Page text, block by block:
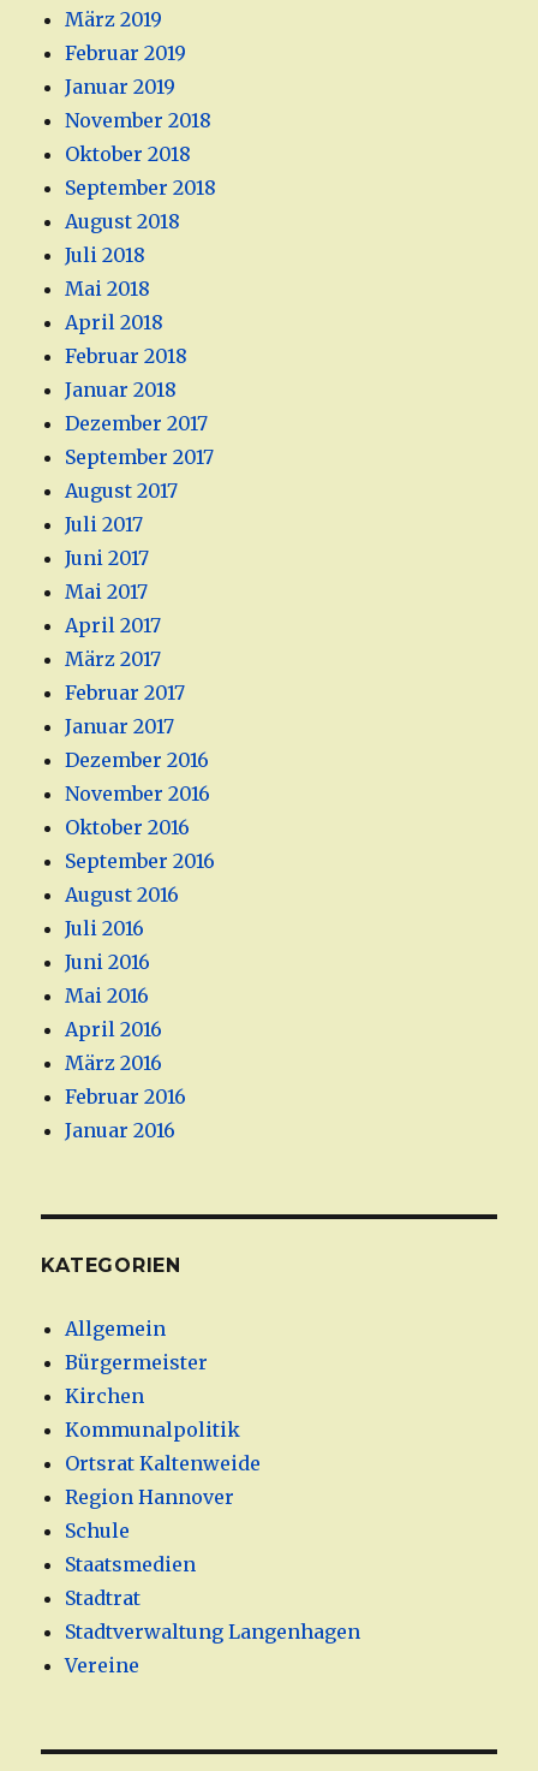
März 2019
Februar 2019
Januar 2019
November 2018
Oktober 2018
September 2018
August 2018
Juli 2018
Mai 2018
April 2018
Februar 2018
Januar 2018
Dezember 2017
September 2017
August 2017
Juli 2017
Juni 2017
Mai 2017
April 2017
März 2017
Februar 2017
Januar 2017
Dezember 2016
November 2016
Oktober 2016
September 2016
August 2016
Juli 2016
Juni 2016
Mai 2016
April 2016
März 2016
Februar 2016
Januar 2016
KATEGORIEN
Allgemein
Bürgermeister
Kirchen
Kommunalpolitik
Ortsrat Kaltenweide
Region Hannover
Schule
Staatsmedien
Stadtrat
Stadtverwaltung Langenhagen
Vereine